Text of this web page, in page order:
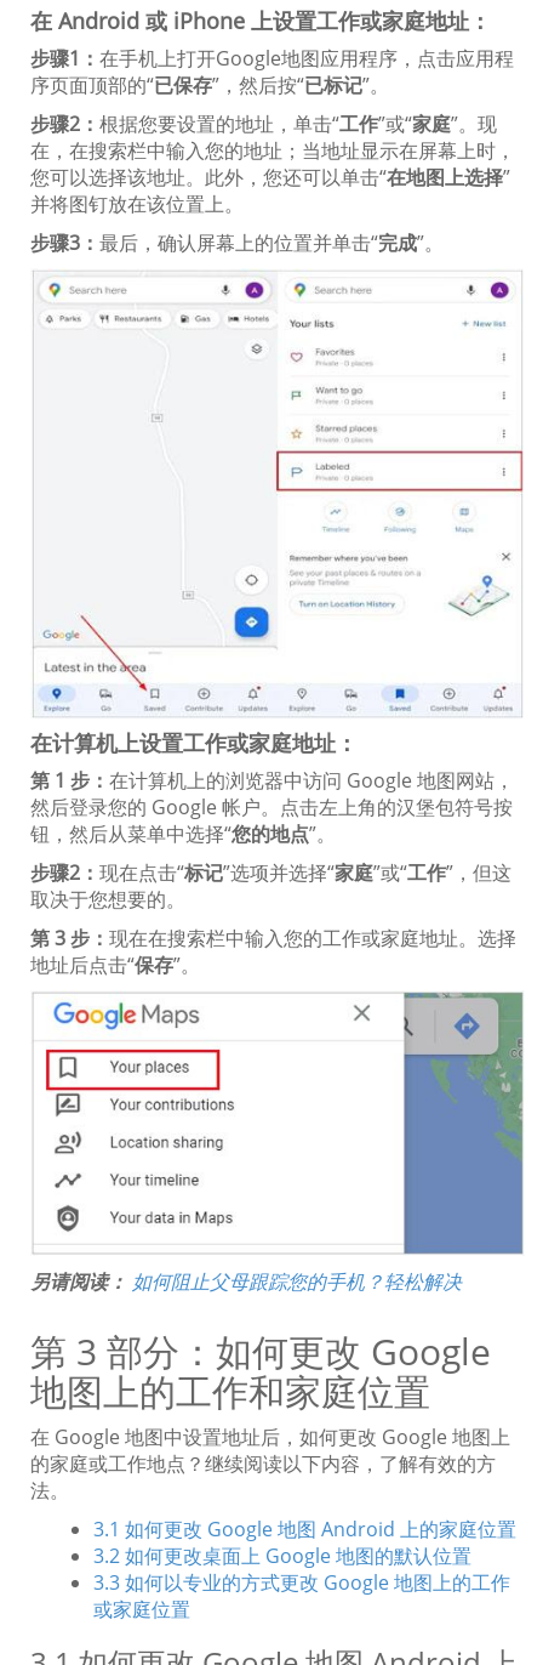
在 Android 或 iPhone 上设置工作或家庭地址：
步骤1： 在手机上打开Goog​​le地图应用程序，点击应用程
序页面顶部的“已保存”，然后按“已标记”。
步骤2： 根据您要设置的地址，单击“工作”或“家庭”。现
在，在搜索栏中输入您的地址；当地址显示在屏幕上时，
您可以选择该地址。此外，您还可以单击“在地图上选择”
并将图钉放在该位置上。
步骤3： 最后，确认屏幕上的位置并单击“完成”。
在计算机上设置工作或家庭地址：
第 1 步： 在计算机上的浏览器中访问 Google 地图网站，
然后登录您的 Google 帐户。点击左上角的汉堡包符号按
钮，然后从菜单中选择“您的地点”。
步骤2： 现在点击“标记”选项并选择“家庭”或“工作”，但这
取决于您想要的。
第 3 步： 现在在搜索栏中输入您的工作或家庭地址。选择
地址后点击“保存”。
另请阅读： 如何阻止父母跟踪您的手机？轻松解决
第 3 部分：如何更改 Google
地图上的工作和家庭位置
在 Google 地图中设置地址后，如何更改 Google 地图上
的家庭或工作地点？继续阅读以下内容，了解有效的方
法。
3.1 如何更改 Google 地图 Android 上的家庭位置
3.2 如何更改桌面上 Google 地图的默认位置
3.3 如何以专业的方式更改 Google 地图上的工作
或家庭位置